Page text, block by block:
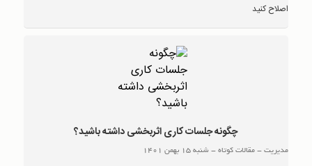
اصلاح کنید
چگونه جلسات کاری اثربخشی داشته باشید؟
مدیریت-مقالات کوتاه- شنبه 15 بهمن 1401